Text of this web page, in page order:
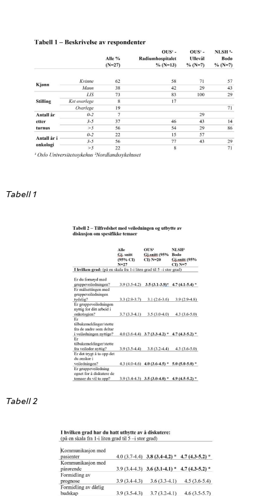
Tabell 1
Tabell 2